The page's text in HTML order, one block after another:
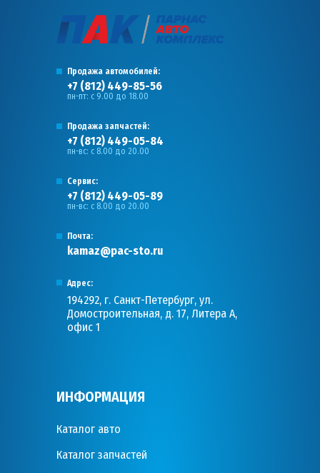
Продажа автомобилей:
+7 (812) 449-85-56
пн-пт: с 9.00 до 18.00
Продажа запчастей:
+7 (812) 449-05-84
пн-вс: с 8.00 до 20.00
Сервис:
+7 (812) 449-05-89
пн-вс: с 8.00 до 20.00
Почта:
kamaz@pac-sto.ru
Адрес:
194292, г. Санкт-Петербург, ул.
Домостроительная, д. 17, Литера А,
офис 1
ИНФОРМАЦИЯ
Каталог авто
Каталог запчастей